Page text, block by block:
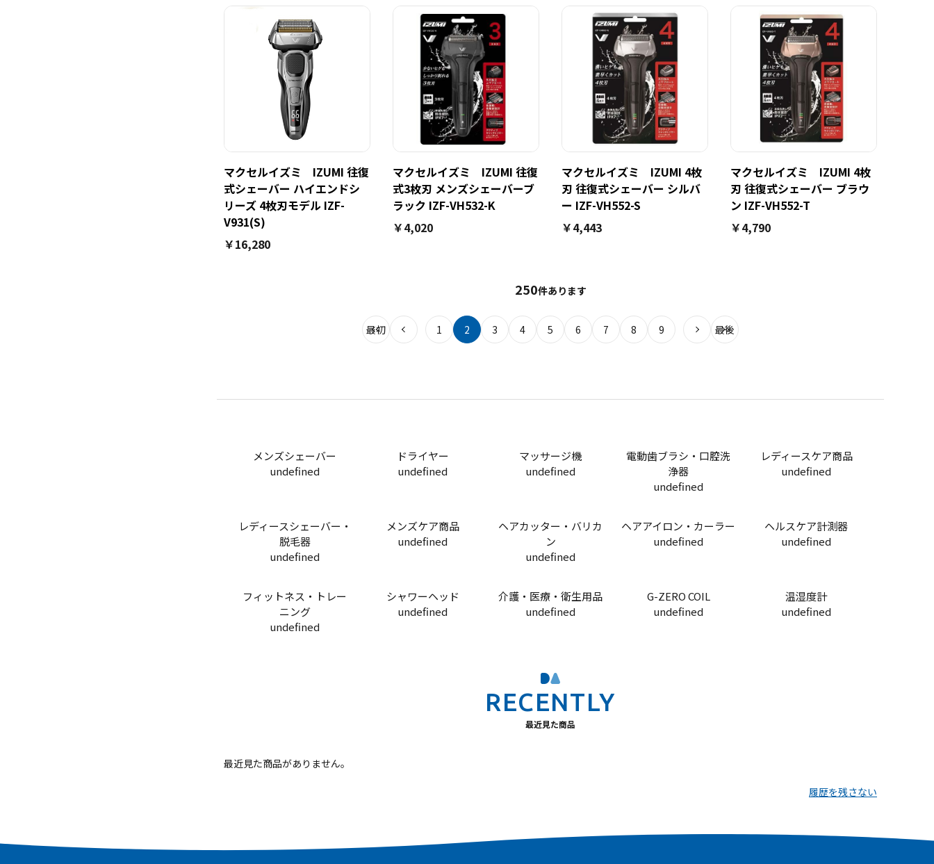
マクセルイズミ IZUMI 往復
式シェーバー ハイエンドシ
リーズ 4枚刃モデル IZF-
V931(S)
￥16,280
マクセルイズミ IZUMI 往復
式3枚刃 メンズシェーバーブ
ラック IZF-VH532-K
￥4,020
マクセルイズミ IZUMI 4枚
刃 往復式シェーバー シルバ
ー IZF-VH552-S
￥4,443
マクセルイズミ IZUMI 4枚
刃 往復式シェーバー ブラウ
ン IZF-VH552-T
￥4,790
250件あります
最初 1 2 3 4 5 6 7 8 9 最後
メンズシェーバー
undefined
ドライヤー
undefined
マッサージ機
undefined
電動歯ブラシ・口腔洗
浄器
undefined
レディースケア商品
undefined
レディースシェーバー・
脱毛器
undefined
メンズケア商品
undefined
ヘアカッター・バリカ
ン
undefined
ヘアアイロン・カーラー
undefined
ヘルスケア計測器
undefined
フィットネス・トレー
ニング
undefined
シャワーヘッド
undefined
介護・医療・衛生用品
undefined
G-ZERO COIL
undefined
温湿度計
undefined
最近見た商品
最近見た商品がありません。
履歴を残さない